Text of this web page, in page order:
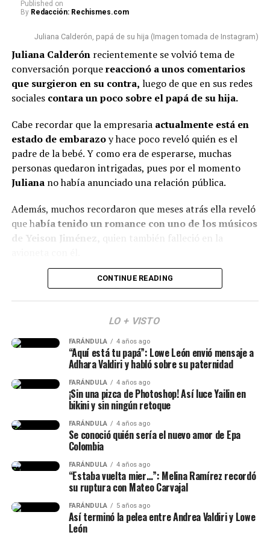
Estamos cumpliendo con lo que
nos toca”, concluyó.
@rutelgamy #seguidores #viraltiktok
#soyjuandacaribe
#soyjuandacaribeshow
♬ sonido original –
alegre” tras revelar que conoce al papá de su hija
hace siete años y así reaccionó
En esta ocasión, algunas personas no pasaron por alto
que la bogotana ha tenido algunos cambios físicos
Por un lado, señalaron que se le vio con una tonalidad
de cabello diferente y además, algunos usuarios
comentaron que la empresaria se habría realizado
De hecho, varios la notaron diferente y cuestionaron al
respecto.
“¿Qué le pasó en la cara?”, “Se ve súper inyectada,
perfilamiento?”, “Se dañó el rostro”, comentaron.
Finalmente, otro grupo de personas señaló que veían
debido al tiempo que ha pasado.
(Recuerda dar clic en la imagen)
Epa Colombia y su abogada (Imagen
tomada de IG Rechismes)
Published on
By Redacción: Rechismes.com
Juliana Calderón, papá de su hija (Imagen tomada de Instagram)
Juliana Calderónrecientemente se volvió tema de
conversación porquereaccionó a unos comentarios
que surgieron en su contra, luego de que en sus redes
sociales contara un poco sobre el papá de su hija.
Cabe recordar que la empresariaactualmente está en
estado de embarazoy hace poco reveló quién es el
padre de la bebé. Y como era de esperarse, muchas
personas quedaron intrigadas, pues por el momento
Julianano había anunciado una relación pública.
Además, muchos recordaron que meses atrás ella reveló
que había tenido un romance con uno de los músicos
de Yeison Jiménez, quien también falleció en la
Lee también: ¿Escro estaría “utilizando” a Aida
reacciones y se avivaron luego de que Calderón contara,
en una dinámica de preguntas y respuestas en sus
historias de Instagram, q
desde hace siete años.
“Lo conocí hace siete años, ha
sido la historia de amor más
impactante de la historia y, a
pesar de muchos bajos y altos,
siempre estuvo para mí”, había
dicho.
CONTINUE READING
LO + VISTO
FARÁNDULA 4 años ago
“Aquí está tu papá”: Lowe León envió mensaje a
Adhara Valdiri y habló sobre su paternidad
FARÁNDULA 4 años ago
¡Sin una pizca de Photoshop! Así luce Yailin en
bikini y sin ningún retoque
FARÁNDULA 4 años ago
Se conoció quién sería el nuevo amor de Epa
Colombia
FARÁNDULA 4 años ago
“Estaba vuelta mier…”: Melina Ramírez recordó
su ruptura con Mateo Carvajal
FARÁNDULA 5 años ago
Así terminó la pelea entre Andrea Valdiri y Lowe
León